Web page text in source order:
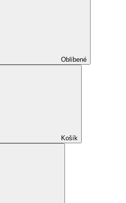
Oblíbené
Košík